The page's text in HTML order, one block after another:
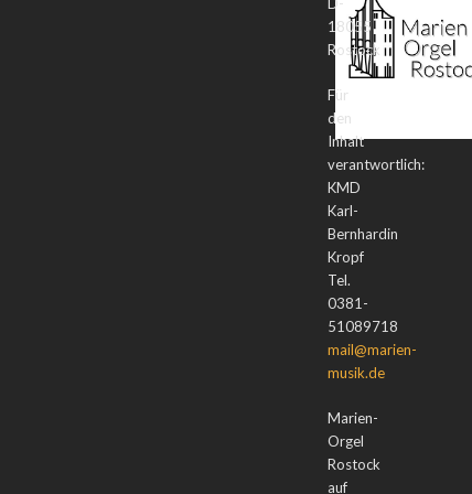
18055
Rostock
Für
den
Inhalt
verantwortlich:
KMD
Karl-
Bernhardin
Kropf
Tel.
0381-
51089718
mail@marien-
musik.de
Marien-
Orgel
Rostock
auf